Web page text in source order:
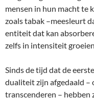
mensen in hun macht te
zoals tabak –meesleurt
entiteit dat kan
zelfs in intensiteit
Sinds de tijd dat de
dualiteit zijn afgedaald –
transcenderen – hebben